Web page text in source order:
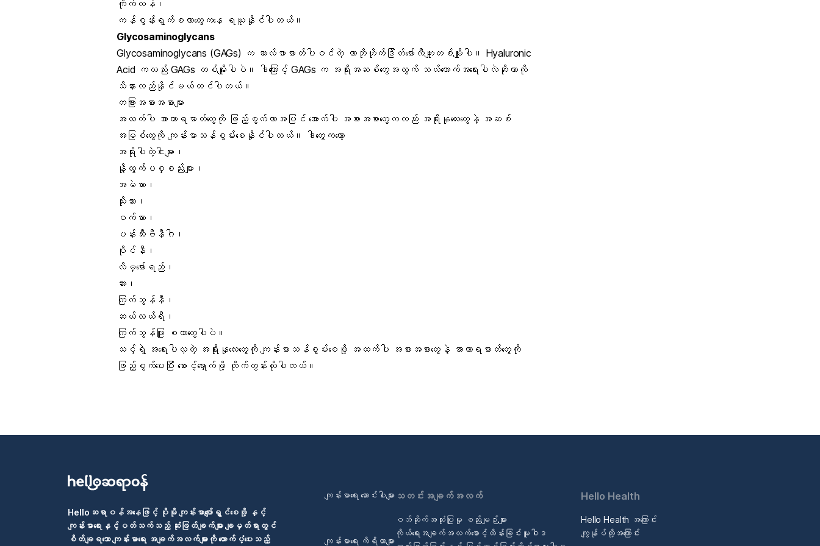
ကိုက်လန်၊
ကန်စွန်းရွက်စတာတွေကနေ ရယူနိုင်ပါတယ်။
Glycosaminoglycans
Glycosaminoglycans (GAGs) က ဆာလ်ဖာဓာတ်ပါဝင်တဲ့ ကာဘိုဟိုက်ဒြိတ်မော်လီကျူးတစ်မျိုးပါ။ Hyaluronic
Acid ကလည်း GAGs တစ်မျိုးပါပဲ။ ဒါကြောင့် GAGs က အရိုးအဆစ်တွေအတွက် ဘယ်လောက်အရေးပါလဲဆိုတာကို
သိနားလည်နိုင်မယ်ထင်ပါတယ်။
တခြားအစားအစာများ
အထက်ပါ အာဟာရဓာတ်တွေကို ဖြည့်စွက်တာအပြင် အောက်ပါ အစားအစာတွေကလည်း အရိုးနုလေးတွေနဲ့ အဆစ်
အမြစ်တွေကို ကျန်းမာသန်စွမ်းစေနိုင်ပါတယ်။ ဒါတွေကတော့
အရိုးပါတဲ့ငါးများ၊
နို့ထွက်ပစ္စည်းများ၊
အမဲသား၊
သိုးသား၊
ဝက်သား၊
ပန်းသီးဗီနီဂါ၊
ဝိုင်နီ၊
လိမ္မော်ရည်၊
ဆား၊
ကြက်သွန်နီ၊
ဆယ်လယ်ရီ၊
ကြက်သွန်ဖြူ စတာတွေပါပဲ။
သင့်ရဲ့ အရေးပါလှတဲ့ အရိုးနုလေးတွေကို ကျန်းမာသန်စွမ်းစေဖို့ အထက်ပါ အစားအစာတွေနဲ့ အာဟာရဓာတ်တွေကို
ဖြည့်စွက်ပေးပြီး စောင့်ရှောက်ဖို့ တိုက်တွန်းလိုပါတယ်။
Helloဆရာဝန်အနေဖြင့် ပိုမို ကျန်းမာပျော်ရွှင်စေဖို့ နှင့်
ကျန်းမာရေးနှင့်ပတ်သက်သည့် ဆုံးဖြတ်ချက်များ ချမှတ်ရာတွင်
စိတ်ချရသော ကျန်းမာရေး အချက်အလက်များကို ထောက်ပံ့ပေးသည့်
ကျန်းမာရေး ဆောင်းပါးများ
ကျန်းမာရေး ကိရိယာများ
သတင်းအချက်အလက်
ဝဘ်ဆိုက်အသုံးပြုမှု စည်းမျဉ်းများ
ကိုယ်ရေးအချက်အလက်စောင့်ထိန်းခြင်းမူဝါဒ
Hello Health
Hello Health အကြောင်း
ကျွန်ုပ်တို့အကြောင်း